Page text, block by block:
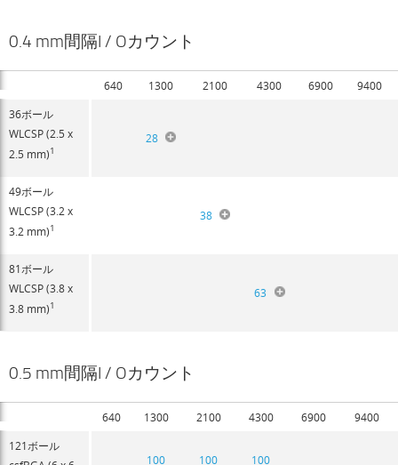
0.4 mm間隔I / Oカウント
640 1300 2100 4300 6900
9400
36ボール
WLCSP (2.5 x
2.5 mm)1
28
49ボール
WLCSP (3.2 x
3.2 mm)1
38
81ボール
WLCSP (3.8 x
3.8 mm)1
63
0.5 mm間隔I / Oカウント
640 1300 2100 4300 6900
9400
121ボール
100 100 100